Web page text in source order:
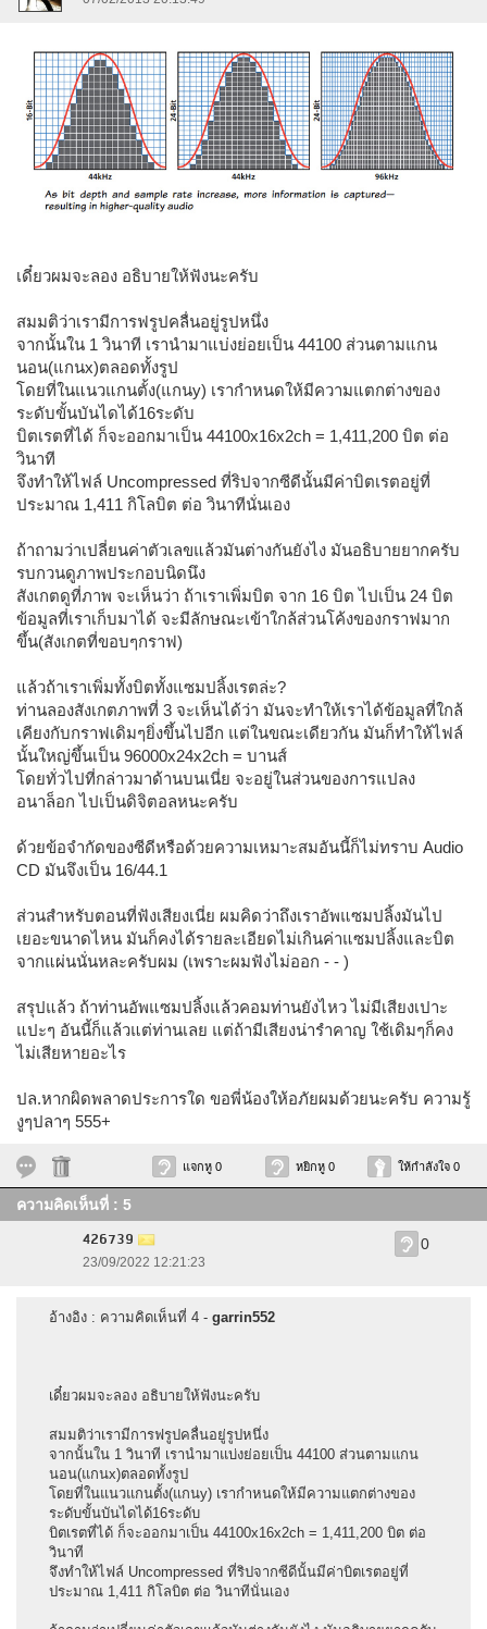
เดี๋ยวผมจะลอง อธิบายให้ฟังนะครับ
สมมติว่าเรามีการฟรูปคลื่นอยู่รูปหนึ่ง
จากนั้นใน 1 วินาที เรานำมาแบ่งย่อยเป็น 44100 ส่วนตามแกน
นอน(แกนx)ตลอดทั้งรูป
โดยที่ในแนวแกนตั้ง(แกนy) เรากำหนดให้มีความแตกต่างของ
ระดับขั้นบันไดได้16ระดับ
บิตเรตที่ได้ ก็จะออกมาเป็น 44100x16x2ch = 1,411,200 บิต ต่อ
วินาที
จึงทำให้ไฟล์ Uncompressed ที่ริปจากซีดีนั้นมีค่าบิตเรตอยู่ที่
ประมาณ 1,411 กิโลบิต ต่อ วินาทีนั่นเอง
ถ้าถามว่าเปลี่ยนค่าตัวเลขแล้วมันต่างกันยังไง มันอธิบายยากครับ
รบกวนดูภาพประกอบนิดนึง
สังเกตดูที่ภาพ จะเห็นว่า ถ้าเราเพิ่มบิต จาก 16 บิต ไปเป็น 24 บิต
ข้อมูลที่เราเก็บมาได้ จะมีลักษณะเข้าใกล้ส่วนโค้งของกราฟมาก
ขึ้น(สังเกตที่ขอบๆกราฟ)
แล้วถ้าเราเพิ่มทั้งบิตทั้งแซมปลิ้งเรตล่ะ?
ท่านลองสังเกตภาพที่ 3 จะเห็นได้ว่า มันจะทำให้เราได้ข้อมูลที่ใกล้
เคียงกับกราฟเดิมๆยิ่งขึ้นไปอีก แต่ในขณะเดียวกัน มันก็ทำให้ไฟล์
นั้นใหญ่ขึ้นเป็น 96000x24x2ch = บานส์
โดยทั่วไปที่กล่าวมาด้านบนเนี่ย จะอยู่ในส่วนของการแปลง
อนาล็อก ไปเป็นดิจิตอลหนะครับ
ด้วยข้อจำกัดของซีดีหรือด้วยความเหมาะสมอันนี้ก็ไม่ทราบ Audio
CD มันจึงเป็น 16/44.1
ส่วนสำหรับตอนที่ฟังเสียงเนี่ย ผมคิดว่าถึงเราอัพแซมปลิ้งมันไป
เยอะขนาดไหน มันก็คงได้รายละเอียดไม่เกินค่าแซมปลิ้งและบิต
จากแผ่นนั่นหละครับผม (เพราะผมฟังไม่ออก - - )
สรุปแล้ว ถ้าท่านอัพแซมปลิ้งแล้วคอมท่านยังไหว ไม่มีเสียงเปาะ
แปะๆ อันนี้ก็แล้วแต่ท่านเลย แต่ถ้ามีเสียงน่ารำคาญ ใช้เดิมๆก็คง
ไม่เสียหายอะไร
ปล.หากผิดพลาดประการใด ขอพี่น้องให้อภัยผมด้วยนะครับ ความรู้
งูๆปลาๆ 555+
แจกหู 0 หยิกหู 0 ให้กำลังใจ 0
ความคิดเห็นที่ : 5
426739
23/09/2022 12:21:23
0
อ้างอิง : ความคิดเห็นที่ 4 - garrin552
เดี๋ยวผมจะลอง อธิบายให้ฟังนะครับ
สมมติว่าเรามีการฟรูปคลื่นอยู่รูปหนึ่ง
จากนั้นใน 1 วินาที เรานำมาแบ่งย่อยเป็น 44100 ส่วนตามแกน
นอน(แกนx)ตลอดทั้งรูป
โดยที่ในแนวแกนตั้ง(แกนy) เรากำหนดให้มีความแตกต่างของ
ระดับขั้นบันไดได้16ระดับ
บิตเรตที่ได้ ก็จะออกมาเป็น 44100x16x2ch = 1,411,200 บิต ต่อ
วินาที
จึงทำให้ไฟล์ Uncompressed ที่ริปจากซีดีนั้นมีค่าบิตเรตอยู่ที่
ประมาณ 1,411 กิโลบิต ต่อ วินาทีนั่นเอง